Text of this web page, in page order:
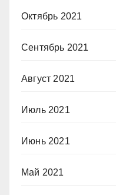
Октябрь 2021
Сентябрь 2021
Август 2021
Июль 2021
Июнь 2021
Май 2021